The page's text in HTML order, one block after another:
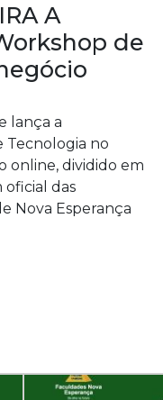
A
de
lança a
Tecnologia no
online, dividido em
oficial das
Nova Esperança